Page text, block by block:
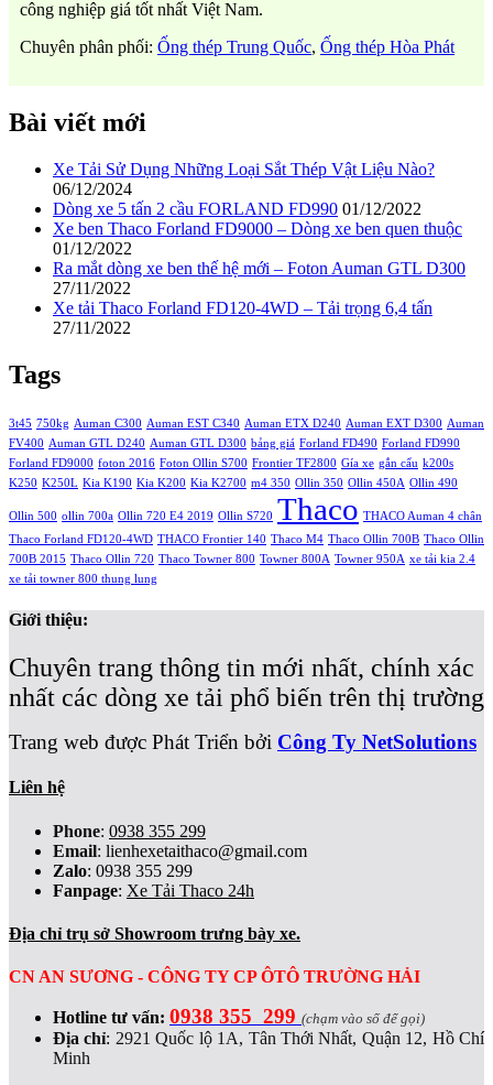
công nghiệp giá tốt nhất Việt Nam.
Chuyên phân phối: Ống thép Trung Quốc, Ống thép Hòa Phát
Bài viết mới
Xe Tải Sử Dụng Những Loại Sắt Thép Vật Liệu Nào?
06/12/2024
Dòng xe 5 tấn 2 cầu FORLAND FD990 01/12/2022
Xe ben Thaco Forland FD9000 – Dòng xe ben quen thuộc
01/12/2022
Ra mắt dòng xe ben thế hệ mới – Foton Auman GTL D300
27/11/2022
Xe tải Thaco Forland FD120-4WD – Tải trọng 6,4 tấn
27/11/2022
Tags
3t45 750kg Auman C300 Auman EST C340 Auman ETX D240 Auman EXT D300 Auman
FV400 Auman GTL D240 Auman GTL D300 bảng giá Forland FD490 Forland FD990
Forland FD9000 foton 2016 Foton Ollin S700 Frontier TF2800 Gía xe gắn cẩu k200s
K250 K250L Kia K190 Kia K200 Kia K2700 m4 350 Ollin 350 Ollin 450A Ollin 490
Ollin 500 ollin 700a Ollin 720 E4 2019 Ollin S720 Thaco THACO Auman 4 chân
Thaco Forland FD120-4WD THACO Frontier 140 Thaco M4 Thaco Ollin 700B Thaco Ollin
700B 2015 Thaco Ollin 720 Thaco Towner 800 Towner 800A Towner 950A xe tải kia 2.4
xe tải towner 800 thung lung
Giới thiệu:
Chuyên trang thông tin mới nhất, chính xác
nhất các dòng xe tải phổ biến trên thị trường
Trang web được Phát Triển bởi Công Ty NetSolutions
Liên hệ
Phone: 0938 355 299
Email: lienhexetaithaco@gmail.com
Zalo: 0938 355 299
Fanpage: Xe Tải Thaco 24h
Địa chỉ trụ sở Showroom trưng bày xe.
CN AN SƯƠNG - CÔNG TY CP ÔTÔ TRƯỜNG HẢI
Hotline tư vấn: 0938 355 299 (chạm vào số để gọi)
Địa chỉ: 2921 Quốc lộ 1A, Tân Thới Nhất, Quận 12, Hồ Chí
Minh